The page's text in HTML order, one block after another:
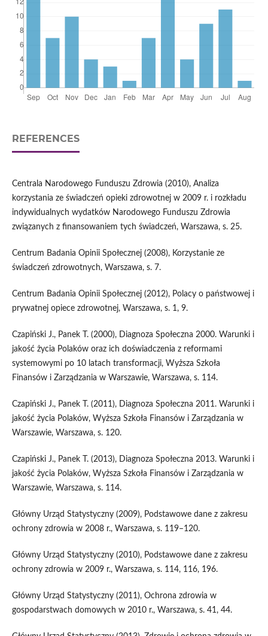
REFERENCES
Centrala Narodowego Funduszu Zdrowia (2010), Analiza
korzystania ze świadczeń opieki zdrowotnej w 2009 r. i rozkładu
indywidualnych wydatków Narodowego Funduszu Zdrowia
związanych z finansowaniem tych świadczeń, Warszawa, s. 25.
Centrum Badania Opinii Społecznej (2008), Korzystanie ze
świadczeń zdrowotnych, Warszawa, s. 7.
Centrum Badania Opinii Społecznej (2012), Polacy o państwowej i
prywatnej opiece zdrowotnej, Warszawa, s. 1, 9.
Czapiński J., Panek T. (2000), Diagnoza Społeczna 2000. Warunki i
jakość życia Polaków oraz ich doświadczenia z reformami
systemowymi po 10 latach transformacji, Wyższa Szkoła
Finansów i Zarządzania w Warszawie, Warszawa, s. 114.
Czapiński J., Panek T. (2011), Diagnoza Społeczna 2011. Warunki i
jakość życia Polaków, Wyższa Szkoła Finansów i Zarządzania w
Warszawie, Warszawa, s. 120.
Czapiński J., Panek T. (2013), Diagnoza Społeczna 2013. Warunki i
jakość życia Polaków, Wyższa Szkoła Finansów i Zarządzania w
Warszawie, Warszawa, s. 114.
Główny Urząd Statystyczny (2009), Podstawowe dane z zakresu
ochrony zdrowia w 2008 r., Warszawa, s. 119–120.
Główny Urząd Statystyczny (2010), Podstawowe dane z zakresu
ochrony zdrowia w 2009 r., Warszawa, s. 114, 116, 196.
Główny Urząd Statystyczny (2011), Ochrona zdrowia w
gospodarstwach domowych w 2010 r., Warszawa, s. 41, 44.